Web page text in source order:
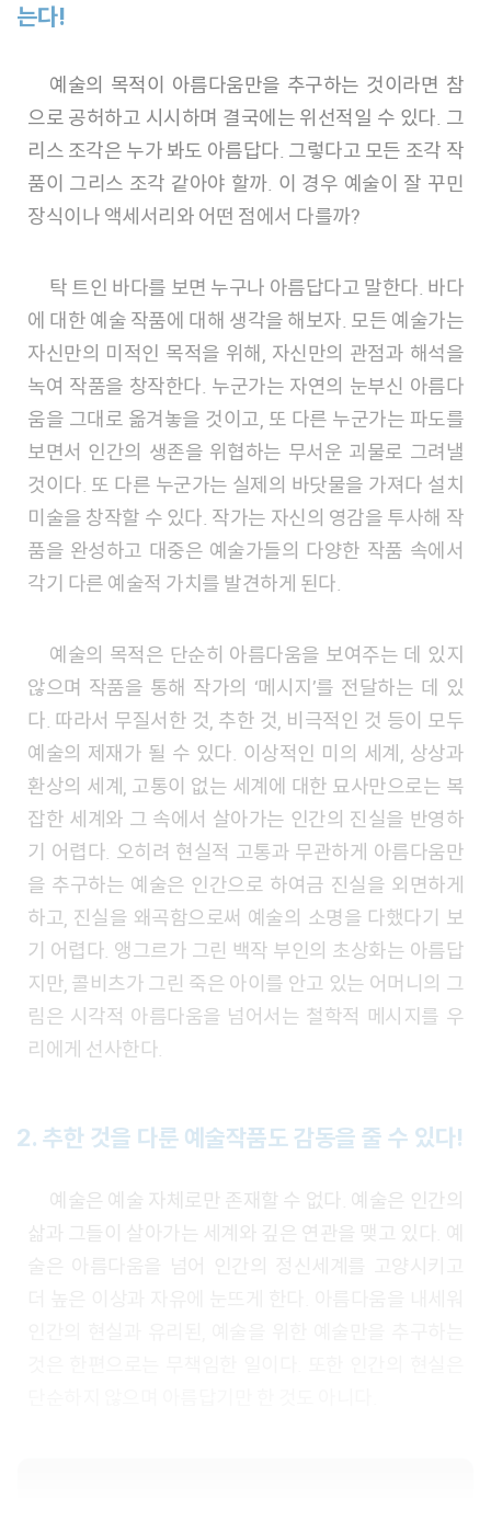
는다!
예술의 목적이 아름다움만을 추구하는 것이라면 참
으로 공허하고 시시하며 결국에는 위선적일 수 있다. 그
리스 조각은 누가 봐도 아름답다. 그렇다고 모든 조각 작
품이 그리스 조각 같아야 할까. 이 경우 예술이 잘 꾸민
장식이나 액세서리와 어떤 점에서 다를까?
탁 트인 바다를 보면 누구나 아름답다고 말한다. 바다
에 대한 예술 작품에 대해 생각을 해보자. 모든 예술가는
자신만의 미적인 목적을 위해, 자신만의 관점과 해석을
녹여 작품을 창작한다. 누군가는 자연의 눈부신 아름다
움을 그대로 옮겨놓을 것이고, 또 다른 누군가는 파도를
보면서 인간의 생존을 위협하는 무서운 괴물로 그려낼
것이다. 또 다른 누군가는 실제의 바닷물을 가져다 설치
미술을 창작할 수 있다. 작가는 자신의 영감을 투사해 작
품을 완성하고 대중은 예술가들의 다양한 작품 속에서
각기 다른 예술적 가치를 발견하게 된다.
예술의 목적은 단순히 아름다움을 보여주는 데 있지
않으며 작품을 통해 작가의 ‘메시지’를 전달하는 데 있
다. 따라서 무질서한 것, 추한 것, 비극적인 것 등이 모두
예술의 제재가 될 수 있다. 이상적인 미의 세계, 상상과
환상의 세계, 고통이 없는 세계에 대한 묘사만으로는 복
잡한 세계와 그 속에서 살아가는 인간의 진실을 반영하
기 어렵다. 오히려 현실적 고통과 무관하게 아름다움만
을 추구하는 예술은 인간으로 하여금 진실을 외면하게
하고, 진실을 왜곡함으로써 예술의 소명을 다했다기 보
기 어렵다. 앵그르가 그린 백작 부인의 초상화는 아름답
지만, 콜비츠가 그린 죽은 아이를 안고 있는 어머니의 그
림은 시각적 아름다움을 넘어서는 철학적 메시지를 우
리에게 선사한다.
2. 추한 것을 다룬 예술작품도 감동을 줄 수 있다!
예술은 예술 자체로만 존재할 수 없다. 예술은 인간의
삶과 그들이 살아가는 세계와 깊은 연관을 맺고 있다. 예